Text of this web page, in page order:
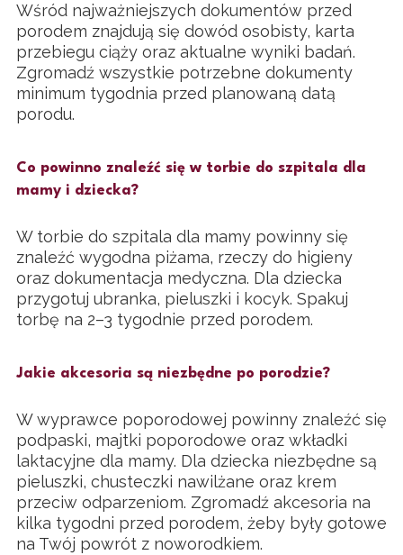
Wśród najważniejszych dokumentów przed
porodem znajdują się dowód osobisty, karta
przebiegu ciąży oraz aktualne wyniki badań.
Zgromadź wszystkie potrzebne dokumenty
minimum tygodnia przed planowaną datą
porodu.
Co powinno znaleźć się w torbie do szpitala dla
mamy i dziecka?
W torbie do szpitala dla mamy powinny się
znaleźć wygodna piżama, rzeczy do higieny
oraz dokumentacja medyczna. Dla dziecka
przygotuj ubranka, pieluszki i kocyk. Spakuj
torbę na 2–3 tygodnie przed porodem.
Jakie akcesoria są niezbędne po porodzie?
W wyprawce poporodowej powinny znaleźć się
podpaski, majtki poporodowe oraz wkładki
laktacyjne dla mamy. Dla dziecka niezbędne są
pieluszki, chusteczki nawilżane oraz krem
przeciw odparzeniom. Zgromadź akcesoria na
kilka tygodni przed porodem, żeby były gotowe
na Twój powrót z noworodkiem.